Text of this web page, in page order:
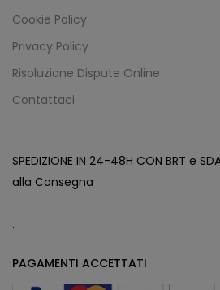
Cookie Policy
Privacy Policy
Risoluzione Dispute Online
Contattaci
SPEDIZIONE IN 24-48H CON BRT e
alla Consegna
.
PAGAMENTI ACCETTATI